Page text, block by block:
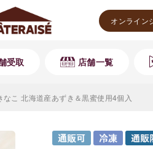
オンライン
受取 店舗一覧
こ 北海道産あずき＆黒蜜使用4個入